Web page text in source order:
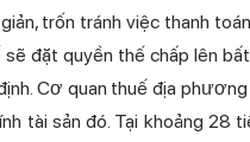
trốn tránh việc thanh
sẽ đặt quyền thế chấp lên
Cơ quan thuế địa
tài sản đó. Tại khoảng 28